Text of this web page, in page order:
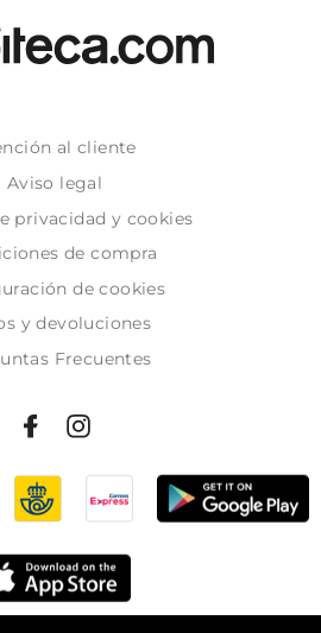
al cliente
Aviso legal
privacidad y cookies
de compra
de cookies
y devoluciones
Frecuentes